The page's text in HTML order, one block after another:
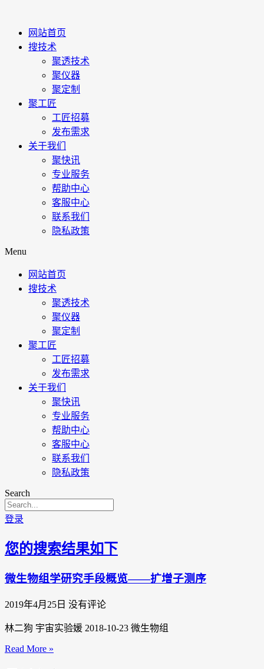
网站首页
搜技术
聚透技术
聚仪器
聚定制
聚工匠
工匠招募
发布需求
关于我们
聚快讯
专业服务
帮助中心
客服中心
联系我们
隐私政策
Menu
网站首页
搜技术
聚透技术
聚仪器
聚定制
聚工匠
工匠招募
发布需求
关于我们
聚快讯
专业服务
帮助中心
客服中心
联系我们
隐私政策
Search
登录
您的搜索结果如下
微生物组学研究手段概览——扩增子测序
2019年4月25日 没有评论
林二狗 宇宙实验媛 2018-10-23 微生物组
Read More »